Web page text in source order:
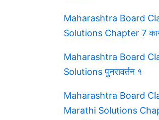
Maharashtra Board
Solutions Chapter 7
Maharashtra Board
Solutions पुनरावर्तन १
Maharashtra Board
Marathi Solutions